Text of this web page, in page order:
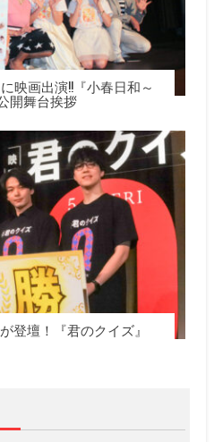
映画出演!!『小春日和～
開舞台挨拶
登壇！『君のクイズ』